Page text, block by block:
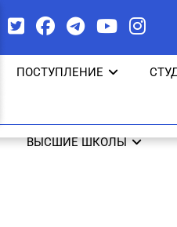
ПОСТУПЛЕНИЕ
ВЫСШИЕ ШКОЛЫ